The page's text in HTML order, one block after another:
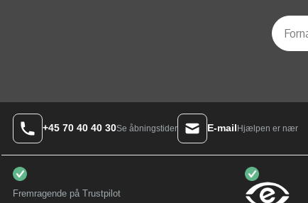
+45 70 40 40 30Se åbningstider E-mailHjælpen er nær
Fremragende på Trustpilot